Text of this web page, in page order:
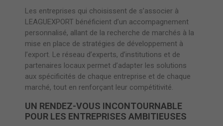
Les entreprises qui choisissent de s’associer à
LEAGUEXPORT bénéficient d’un accompagnement
personnalisé, allant de la recherche de marchés à la
mise en place de stratégies de développement à
l’export. Le réseau d’experts, d’institutions et de
partenaires locaux permet d’adapter les solutions
aux spécificités de chaque entreprise et de chaque
marché, tout en renforçant leur compétitivité.
UN RENDEZ-VOUS INCONTOURNABLE
POUR LES ENTREPRISES AMBITIEUSES